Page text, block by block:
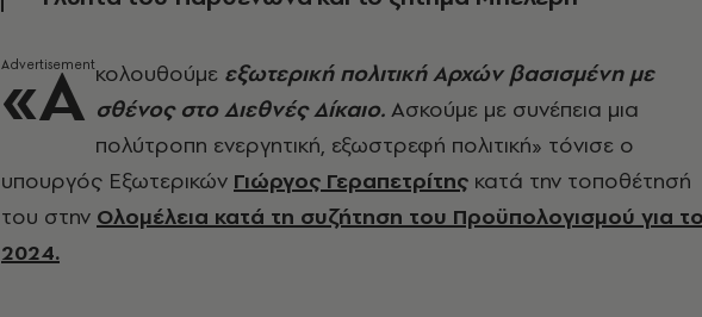
«Α κολουθούμε εξωτερική πολιτική Αρχών βασισμένη με
σθένος στο Διεθνές Δίκαιο. Ασκούμε με συνέπεια μια
πολύτροπη ενεργητική, εξωστρεφή πολιτική» τόνισε ο
υπουργός Εξωτερικών Γιώργος Γεραπετρίτης κατά την τοποθέτησή
του στην Ολομέλεια κατά τη συζήτηση του Προϋπολογισμού για
2024.